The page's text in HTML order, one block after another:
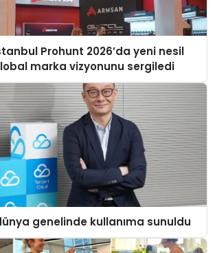
Prohunt 2026’da yeni nesil
marka vizyonunu sergiledi
genelinde kullanıma sunuldu